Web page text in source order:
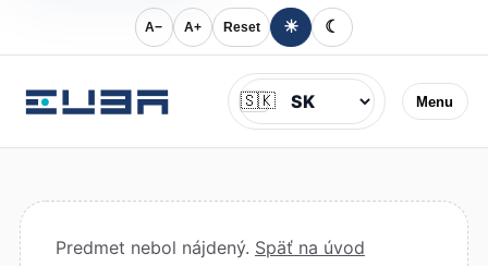
A− A+ Reset ☀ ☾
Menu
Jazyk
🇸🇰
Predmet nebol nájdený. Späť na úvod